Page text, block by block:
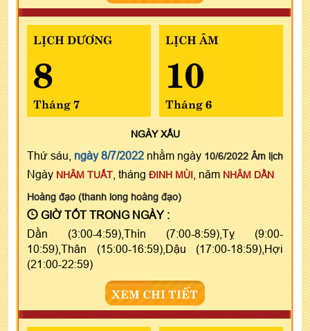
LỊCH DƯƠNG
8
Tháng 7
LỊCH ÂM
10
Tháng 6
NGÀYXẤU
Thứ sáu, ngày 8/7/2022 nhằm ngày 10/6/2022 Âm lịch
Ngày NHÂM TUẤT , tháng ĐINH MÙI , năm NHÂM DẦN
Hoàng đạo (thanh long hoàng đạo)
GIỜ TỐT TRONG NGÀY :
Dần (3:00-4:59),Thìn (7:00-8:59),Tỵ (9:00-
10:59),Thân (15:00-16:59),Dậu (17:00-18:59),Hợi
(21:00-22:59)
XEM CHI TIẾT